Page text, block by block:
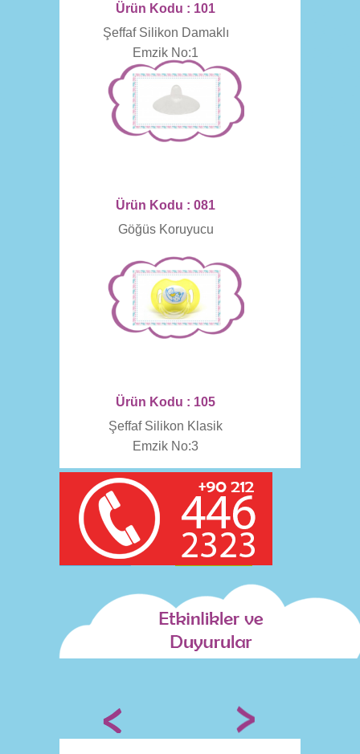
Ürün Kodu : 101
Şeffaf Silikon Damaklı
Emzik No:1
Ürün Kodu : 081
Göğüs Koruyucu
Ürün Kodu : 105
Şeffaf Silikon Klasik
Emzik No:3